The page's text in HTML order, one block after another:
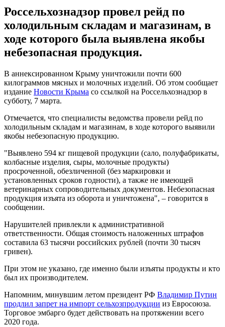
Россельхознадзор провел рейд по
холодильным складам и магазинам, в
ходе которого была выявлена якобы
небезопасная продукция.
В аннексированном Крыму уничтожили почти 600
килограммов мясных и молочных изделий. Об этом сообщает
издание Новости Крыма со ссылкой на Россельхознадзор в
субботу, 7 марта.
Отмечается, что специалисты ведомства провели рейд по
холодильным складам и магазинам, в ходе которого выявили
якобы небезопасную продукцию.
"Выявлено 594 кг пищевой продукции (сало, полуфабрикаты,
колбасные изделия, сыры, молочные продукты)
просроченной, обезличенной (без маркировки и
установленных сроков годности), а также не имеющей
ветеринарных сопроводительных документов. Небезопасная
продукция изъята из оборота и уничтожена", – говорится в
сообщении.
Нарушителей привлекли к административной
ответственности. Общая стоимость наложенных штрафов
составила 63 тысячи российских рублей (почти 30 тысяч
гривен).
При этом не указано, где именно были изъяты продукты и кто
был их производителем.
Напомним, минувшим летом президент РФ Владимир Путин
продлил запрет на импорт сельхозпродукции из Евросоюза.
Торговое эмбарго будет действовать на протяжении всего
2020 года.